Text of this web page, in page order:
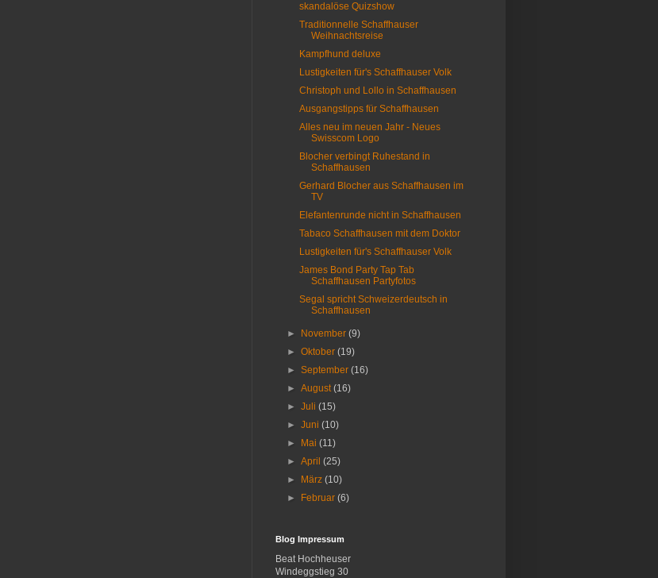
skandalöse Quizshow
Traditionnelle Schaffhauser
Weihnachtsreise
Kampfhund deluxe
Lustigkeiten für's Schaffhauser Volk
Christoph und Lollo in Schaffhausen
Ausgangstipps für Schaffhausen
Alles neu im neuen Jahr - Neues
Swisscom Logo
Blocher verbingt Ruhestand in
Schaffhausen
Gerhard Blocher aus Schaffhausen im
TV
Elefantenrunde nicht in Schaffhausen
Tabaco Schaffhausen mit dem Doktor
Lustigkeiten für's Schaffhauser Volk
James Bond Party Tap Tab
Schaffhausen Partyfotos
Segal spricht Schweizerdeutsch in
Schaffhausen
► November(9)
►Oktober(19)
►September(16)
►August(16)
►Juli(15)
►Juni(10)
►
Mai(11)
►April(25)
►
März(10)
►
Februar(6)
Blog Impressum
Beat Hochheuser
Windeggstieg 30